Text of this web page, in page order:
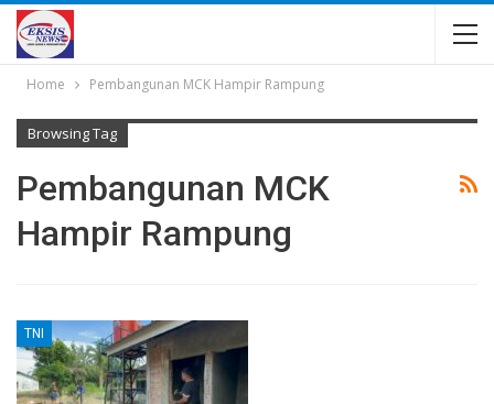
Home Pembangunan MCK Hampir Rampung
Browsing Tag
Pembangunan MCK
Hampir Rampung
TNI